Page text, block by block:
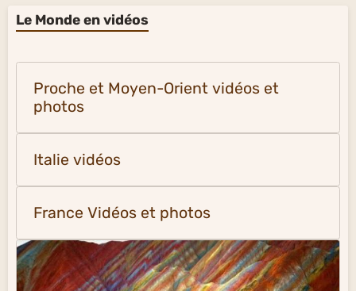
Le Monde en vidéos
Proche et Moyen-Orient vidéos et
photos
Italie vidéos
France Vidéos et photos